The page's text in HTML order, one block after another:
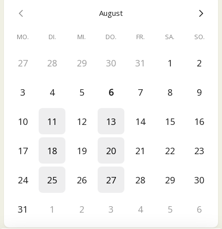
August
MO. DI. MI. DO. FR. SA. SO.
27 28 29 30 31 1 2
3 4 5 6 7 8 9
10 11 12 13 14 15 16
17 18 19 20 21 22 23
24 25 26 27 28 29 30
31 1 2 3 4 5 6